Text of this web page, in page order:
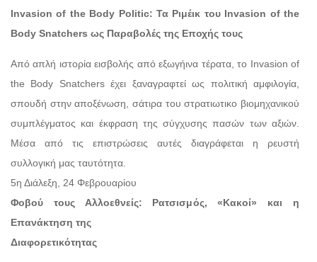
Invasion of the Body Politic: Τα Ριμέικ του Invasion of the
Body Snatchers ως Παραβολές της Εποχής τους
Από απλή ιστορία εισβολής από εξωγήινα τέρατα, το Invasion of
the Body Snatchers έχει ξαναγραφτεί ως πολιτική αμφιλογία,
σπουδή στην αποξένωση, σάτιρα του στρατιωτικο βιομηχανικού
συμπλέγματος και έκφραση της σύγχυσης πασών των αξιών.
Μέσα από τις επιστρώσεις αυτές διαγράφεται η ρευστή
συλλογική μας ταυτότητα.
5η Διάλεξη, 24 Φεβρουαρίου
Φοβού τους Αλλοεθνείς: Ρατσισμός, «Κακοί» και η
Επανάκτηση της
Διαφορετικότητας